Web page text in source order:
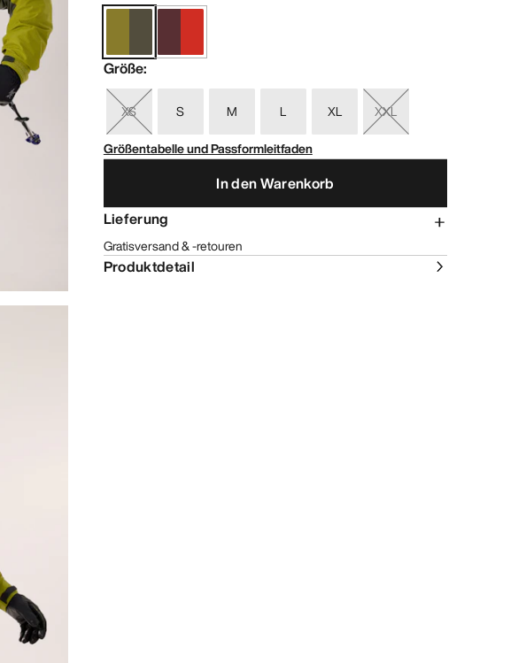
Größe:
XS S M L XL
XXL
Größentabelle und Passformleitfaden
In den Warenkorb
Lieferung
Gratisversand & -retouren
Produktdetail